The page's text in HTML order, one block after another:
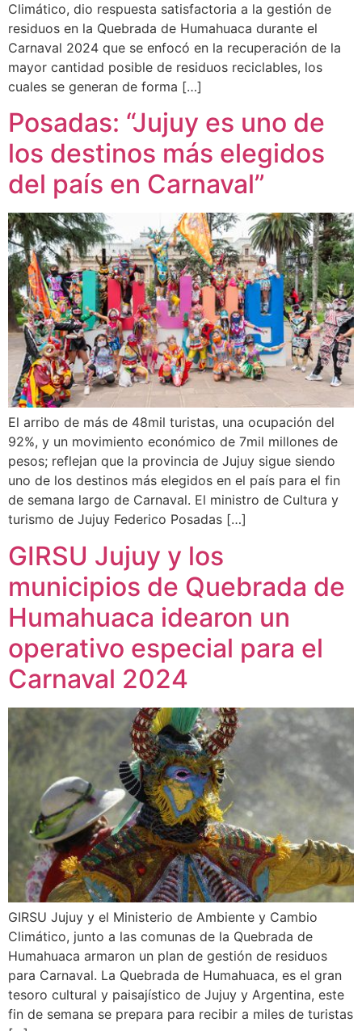
Climático, dio respuesta satisfactoria a la gestión de
residuos en la Quebrada de Humahuaca durante el
Carnaval 2024 que se enfocó en la recuperación de la
mayor cantidad posible de residuos reciclables, los
cuales se generan de forma […]
Posadas: “Jujuy es uno de
los destinos más elegidos
del país en Carnaval”
El arribo de más de 48mil turistas, una ocupación del
92%, y un movimiento económico de 7mil millones de
pesos; reflejan que la provincia de Jujuy sigue siendo
uno de los destinos más elegidos en el país para el fin
de semana largo de Carnaval. El ministro de Cultura y
turismo de Jujuy Federico Posadas […]
GIRSU Jujuy y los
municipios de Quebrada de
Humahuaca idearon un
operativo especial para el
Carnaval 2024
GIRSU Jujuy y el Ministerio de Ambiente y Cambio
Climático, junto a las comunas de la Quebrada de
Humahuaca armaron un plan de gestión de residuos
para Carnaval. La Quebrada de Humahuaca, es el gran
tesoro cultural y paisajístico de Jujuy y Argentina, este
fin de semana se prepara para recibir a miles de turistas